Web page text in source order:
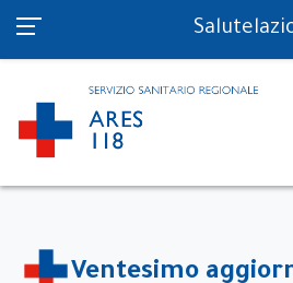
PS in tempo reale
Ventesimo